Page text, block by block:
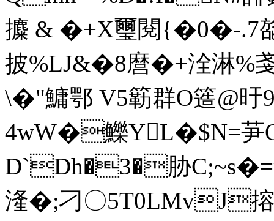
攗 & �+ X璽閱{�0�-.7
披%LJ&�8麿�+洤淋
\�"鱅鄂 V5簕群O簉
4wW�鱳YL�$N=芛
D`Dh�3�胁
湰�;刁〇5T0LMvJ搈